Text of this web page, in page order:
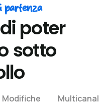
partenza
poter
sotto
Modifiche